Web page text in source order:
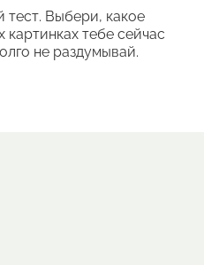
тест. Выбери, какое
картинках тебе сейчас
не раздумывай.